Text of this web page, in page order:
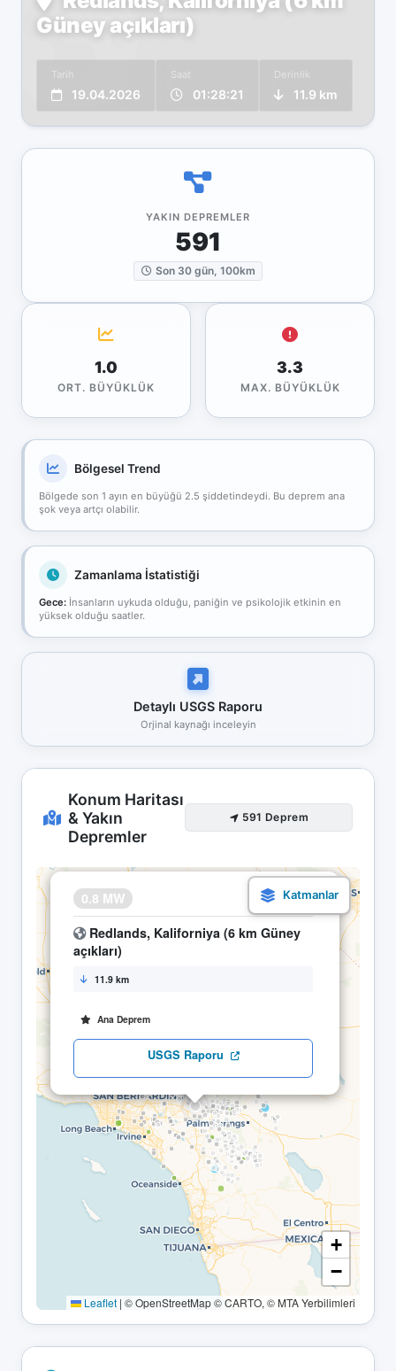
Güney açıkları)
Tarih
19.04.2026
Saat
01:28:21
Derinlik
11.9 km
YAKIN DEPREMLER
591
Son 30 gün, 100km
1.0
ORT. BÜYÜKLÜK
3.3
MAX. BÜYÜKLÜK
Bölgesel Trend
Bölgede son 1 ayın en büyüğü 2.5 şiddetindeydi. Bu deprem ana
şok veya artçı olabilir.
Zamanlama İstatistiği
Gece: İnsanların uykuda olduğu, paniğin ve psikolojik etkinin en
yüksek olduğu saatler.
Detaylı USGS Raporu
Orjinal kaynağı inceleyin
Konum Haritası
& Yakın
Depremler
591 Deprem
0.8 MW 19.04 01:28
Redlands, Kaliforniya (6 km Güney
açıkları)
11.9 km
Ana Deprem
USGS Raporu
×
+
−
Leaflet | © OpenStreetMap © CARTO, © MTA Yerbilimleri